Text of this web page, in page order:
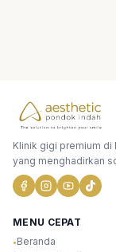
Klinik gigi premium di
yang menghadirkan
MENU CEPAT
•Beranda